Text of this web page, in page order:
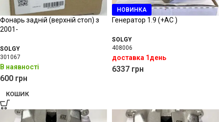
Фонарь задній (верхній стоп) з
2001-
SOLGY
301067
В наявності
600 грн
КОШИК
НОВИНКА
Генератор 1.9 (+AC )
SOLGY
408006
доставка 1день
6337 грн